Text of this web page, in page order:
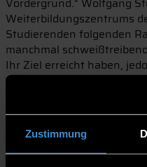
Zustimmung
Weiterbildungszentrums
Studierenden folgenden
manchmal
Ihr Ziel erreicht haben,
man am Ende das
Ausblick genießen kann.“
Strategie, eine gute
sowie die eigene
Stellen beim Aufstieg
Bergführer, der einem die